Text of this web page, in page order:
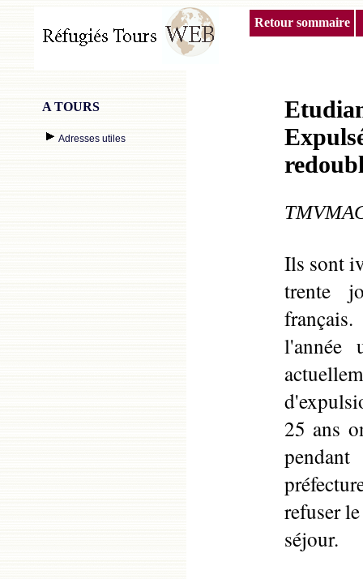
Retour sommaire
A TOURS
Adresses utiles
Ils sont
trente
l'année
25 ans
refuser
séjour.